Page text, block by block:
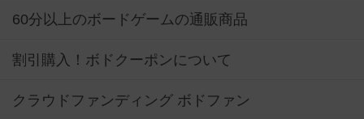
60分以上のボードゲームの通販商品
割引購入！ボドクーポンについて
クラウドファンディング ボドファン